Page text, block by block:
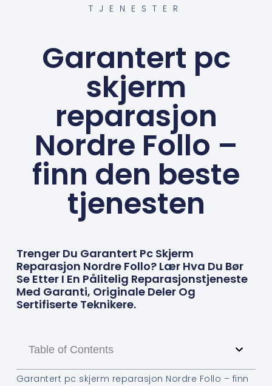
TJENESTER
Garantert pc
skjerm
reparasjon
Nordre Follo –
finn den beste
tjenesten
Trenger Du Garantert Pc Skjerm
Reparasjon Nordre Follo? Lær Hva Du Bør
Se Etter I En Pålitelig Reparasjonstjeneste
Med Garanti, Originale Deler Og
Sertifiserte Teknikere.
Table of Contents
Garantert pc skjerm reparasjon Nordre Follo – finn